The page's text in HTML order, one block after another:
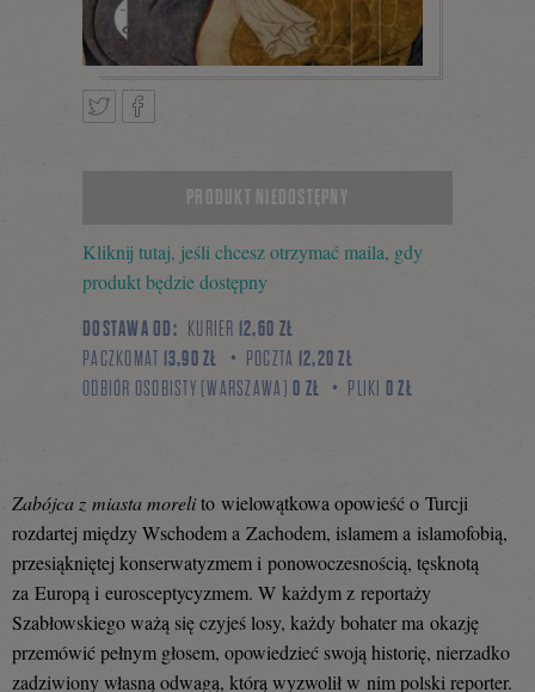
się
na
PRODUKT NIEDOSTĘPNY
Kliknij tutaj, jeśli chcesz otrzymać maila, gdy
produkt będzie dostępny
DOSTAWA OD: KURIER 12,60 ZŁ
PACZKOMAT 13,90 ZŁ POCZTA 12,20 ZŁ
ODBIÓR OSOBISTY (WARSZAWA) 0 ZŁ PLIKI 0 ZŁ
Zabójca z miasta morelito wielowątkowa opowieść o Turcji
rozdartej między Wschodem a Zachodem, islamem a islamofobią,
przesiąkniętej konserwatyzmem i ponowoczesnością, tęsknotą
za Europą i eurosceptycyzmem. W każdym z reportaży
Szabłowskiego ważą się czyjeś losy, każdy bohater ma okazję
przemówić pełnym głosem, opowiedzieć swoją historię, nierzadko
zadziwiony własną odwagą, którą wyzwolił w nim polski reporter.